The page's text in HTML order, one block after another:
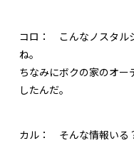
コロ： こんなノスタル
ね。
ちなみにボクの家のオー
したんだ。
カル： そんな情報いる